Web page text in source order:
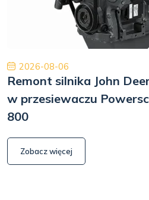
2026-08-06
Remont silnika John
w przesiewaczu
800
Zobacz więcej